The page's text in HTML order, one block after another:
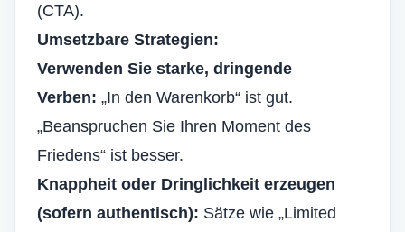
(CTA).
Umsetzbare Strategien:
Verwenden Sie starke, dringende
Verben: „In den Warenkorb“ ist gut.
„Beanspruchen Sie Ihren Moment des
Friedens“ ist besser.
Knappheit oder Dringlichkeit erzeugen
(sofern authentisch): Sätze wie „Limited